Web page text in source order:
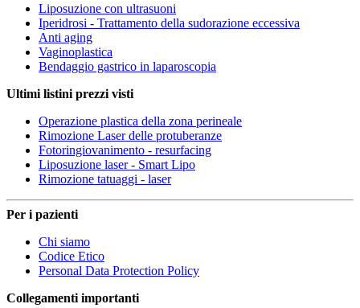
Liposuzione con ultrasuoni
Iperidrosi - Trattamento della sudorazione eccessiva
Anti aging
Vaginoplastica
Bendaggio gastrico in laparoscopia
Ultimi listini prezzi visti
Operazione plastica della zona perineale
Rimozione Laser delle protuberanze
Fotoringiovanimento - resurfacing
Liposuzione laser - Smart Lipo
Rimozione tatuaggi - laser
Per i pazienti
Chi siamo
Codice Etico
Personal Data Protection Policy
Collegamenti importanti